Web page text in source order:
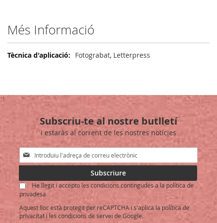
Més Informació
Més
Fotograbat, Letterpress
Subscriu-te al nostre butlletí
i estaràs al corrent de les nostres notícies
Sign
Up
Our
Newsletter:
Subscriure
He llegit i accepto les condicions contingudes a la política de
privadesa.
Aquest lloc està protegit per reCAPTCHA i s'aplica la política de
privacitat i les condicions de servei de Google.